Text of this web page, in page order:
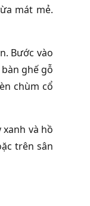
mát mẻ.
Bước vào
ghế gỗ
chùm cổ
và hồ
trên sân